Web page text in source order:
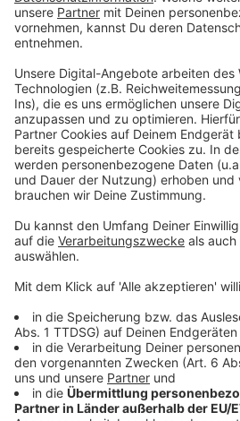
Internet. Das kann aber von
machen. Er hat sich spontan in
spricht mit Moderator Kai Klüting
in Thailand. Nachdem Kai und Alle
wichtigsten Urlaubstipps
auch um die neue Single von Alle
zusammen mit HUGEL und FAST
Dabei hat die Single schon fast
Ansatz. “Jeder hat seinen Grund,
Part ist und warum soll es nicht
den schlimmsten Schmerz zu
Farben im Interview.
Anzeige
Wir benötigen
Zustimmung, um
Video-Service